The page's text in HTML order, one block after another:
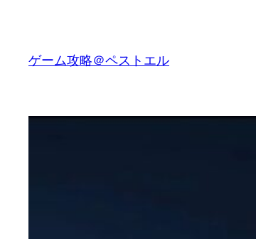
ゲーム攻略＠ペストエル